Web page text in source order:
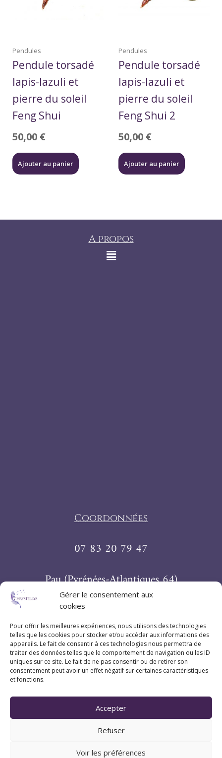
Gérer le consentement aux
cookies
Pour offrir les meilleures expériences, nous utilisons des technologies
telles que les cookies pour stocker et/ou accéder aux informations des
appareils. Le fait de consentir à ces technologies nous permettra de
traiter des données telles que le comportement de navigation ou les ID
uniques sur ce site. Le fait de ne pas consentir ou de retirer son
consentement peut avoir un effet négatif sur certaines caractéristiques
et fonctions.
Accepter
Refuser
Voir les préférences
Pendules
Pendule torsadé
lapis-lazuli et
pierre du soleil
Feng Shui
50,00 €
Ajouter au panier
Pendules
Pendule torsadé
lapis-lazuli et
pierre du soleil
Feng Shui 2
50,00 €
Ajouter au panier
A propos
Coordonnées
07 83 20 79 47
Pau (Pyrénées-Atlantiques 64)